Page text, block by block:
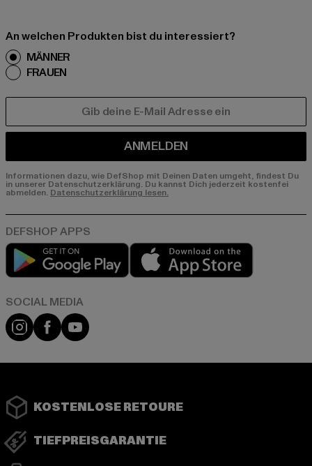
An welchen Produkten bist du interessiert?
MÄNNER
FRAUEN
ANMELDEN
Informationen dazu, wie DefShop mit Deinen Daten umgeht, findest Du
in unserer Datenschutzerklärung. Du kannst Dich jederzeit kostenfei
abmelden. Datenschutzerklärung lesen.
Play market
Instagram
FacebookYouTube
KOSTENLOSE RETOURE
TIEFPREISGARANTIE